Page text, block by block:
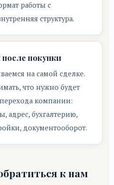
работы с
структура.
покупки
на самой сделке.
что нужно будет
компании:
адрес, бухгалтерию,
документооборот.
к нам